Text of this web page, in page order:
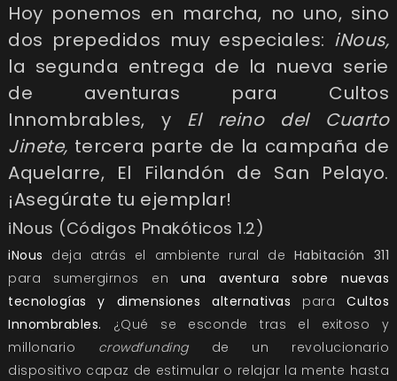
Hoy ponemos en marcha, no uno, sino
dos prepedidos muy especiales: iNous,
la segunda entrega de la nueva serie
de aventuras para Cultos
Innombrables, y El reino del Cuarto
Jinete, tercera parte de la campaña de
Aquelarre, El Filandón de San Pelayo.
¡Asegúrate tu ejemplar!
iNous (Códigos Pnakóticos 1.2)
iNous deja atrás el ambiente rural de Habitación 311
para sumergirnos en una aventura sobre nuevas
tecnologías y dimensiones alternativas para Cultos
Innombrables. ¿Qué se esconde tras el exitoso y
millonario crowdfundingde un revolucionario
dispositivo capaz de estimular o relajar la mente hasta